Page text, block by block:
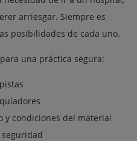
arriesgar. Siempre es
posibilidades de cada uno.
una práctica segura:
y condiciones del material